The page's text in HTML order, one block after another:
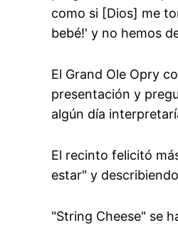
como si [Dios] me
bebé!' y no hemos
El Grand Ole Opry
presentación y
algún día
El recinto felicitó
estar" y
"String Cheese" se